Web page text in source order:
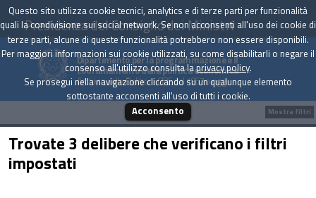
Presidenza del Consiglio dei Ministri
Dipartimento per la programmazione e il
coordinamento della politica economica
Archivio delle Delibere CIPE dal 1967 a oggi
Trovate 3 delibere che verificano i filtri
impostati
Mostra filtri
Questo sito utilizza cookie tecnici, analytics e di terze parti per funzionalità
quali la condivisione sui social network. Se non acconsenti all'uso dei cookie di
terze parti, alcune di queste funzionalità potrebbero non essere disponibili.
Per maggiori informazioni sui cookie utilizzati, su come disabilitarli o negare il
consenso all'utilizzo consulta laprivacy policy.
Se prosegui nella navigazione cliccando su un qualunque elemento
sottostante acconsenti all'uso di tutti i cookie.
Acconsento